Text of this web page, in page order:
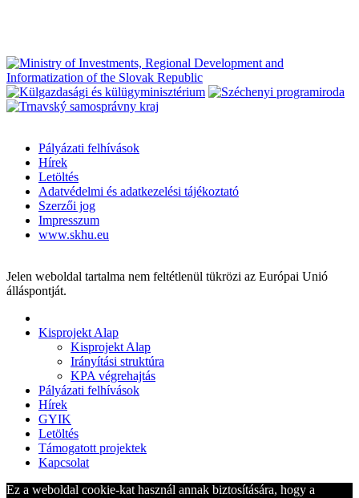
Pályázati felhívások
Hírek
Letöltés
Adatvédelmi és adatkezelési tájékoztató
Szerzői jog
Impresszum
www.skhu.eu
Jelen weboldal tartalma nem feltétlenül tükrözi az Európai Unió
álláspontját.
Kisprojekt Alap
Kisprojekt Alap
Irányítási struktúra
KPA végrehajtás
Pályázati felhívások
Hírek
GYIK
Letöltés
Támogatott projektek
Kapcsolat
Ez a weboldal cookie-kat használ annak biztosítására, hogy a